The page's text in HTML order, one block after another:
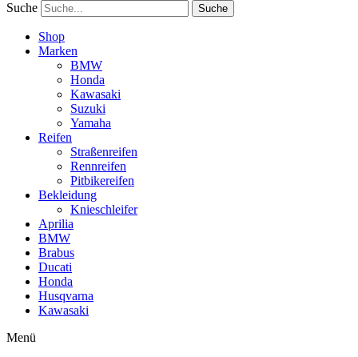
Suche Suche
Shop
Marken
BMW
Honda
Kawasaki
Suzuki
Yamaha
Reifen
Straßenreifen
Rennreifen
Pitbikereifen
Bekleidung
Knieschleifer
Aprilia
BMW
Brabus
Ducati
Honda
Husqvarna
Kawasaki
Menü